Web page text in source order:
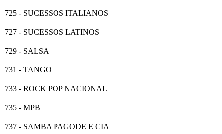
725 - SUCESSOS ITALIANOS
727 - SUCESSOS LATINOS
729 - SALSA
731 - TANGO
733 - ROCK POP NACIONAL
735 - MPB
737 - SAMBA PAGODE E CIA